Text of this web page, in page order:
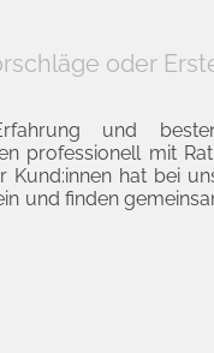
oder
und
professionell mit
Kund:innen hat bei
und finden